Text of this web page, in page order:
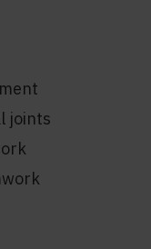
joints